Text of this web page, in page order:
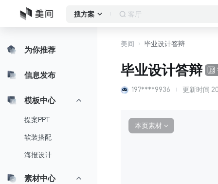
搜方案 作品集
为你推荐
信息发布
模板中心
提案PPT
软装搭配
海报设计
素材中心
美间 毕业设计答辩
毕业设计答辩
197****9936 更新时间
本页素材 ∨